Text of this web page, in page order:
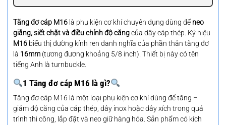
Tăng đơ cáp M16 là phụ kiện cơ khí chuyên dụng dùng đểneo
giằng, siết chặt và điều chỉnh độ căngcủa dây cáp thép. Ký hiệu
M16 biểu thị đường kính ren danh nghĩa của phần thân tăng đơ
là 16mm (tương đương khoảng 5/8 inch). Thiết bị này có tên
tiếng Anh là turnbuckle.
1 Tăng đơ cáp M16 là gì?
Tăng đơ cáp M16 là một loại phụ kiện cơ khí dùng để tăng –
giảm độ căng của cáp thép, dây inox hoặc dây xích trong quá
trình thi công, lắp đặt và neo giữ hàng hóa. Sản phẩm có kích